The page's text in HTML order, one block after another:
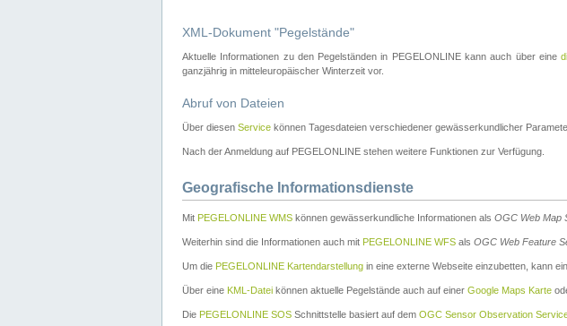
XML-Dokument "Pegelstände"
Aktuelle Informationen zu den Pegelständen in PEGELONLINE kann auch über eine
ganzjährig in mitteleuropäischer Winterzeit vor.
Abruf von Dateien
Über diesen Service können Tagesdateien verschiedener gewässerkundlicher
Nach der Anmeldung auf PEGELONLINE stehen weitere Funktionen zur Verfügung.
Geografische Informationsdienste
Mit PEGELONLINE WMS können gewässerkundliche Informationen als OGC Web Map
Weiterhin sind die Informationen auch mit PEGELONLINE WFS als OGC Web Feature
Um die PEGELONLINE Kartendarstellung in eine externe Webseite einzubetten, kann
Über eine KML-Datei können aktuelle Pegelstände auch auf einer Google Maps Karte
Die PEGELONLINE SOS Schnittstelle basiert auf dem OGC Sensor Observation